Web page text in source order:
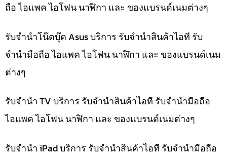
ถือ ไอแพค ไอโฟน นาฬิกา และ ของแบรนด์เนมต่างๆ
รับจำนำโน๊ตบุ๊ค Asus บริการ รับจำนำสินค้าไอที รับ
จำนำมือถือ ไอแพค ไอโฟน นาฬิกา และ ของแบรนด์เนม
ต่างๆ
รับจำนำ TV บริการ รับจำนำสินค้าไอที รับจำนำมือถือ
ไอแพค ไอโฟน นาฬิกา และ ของแบรนด์เนมต่างๆ
รับจำนำ iPad บริการ รับจำนำสินค้าไอที รับจำนำมือถือ